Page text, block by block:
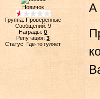
Новичок
Группа: Проверенные
Сообщений: 9
Награды:0
Репутация:3
Статус:Где-то гуляет
А